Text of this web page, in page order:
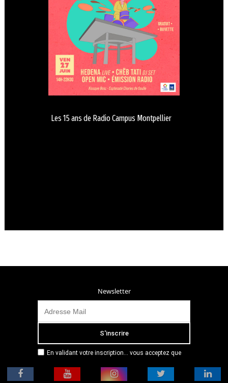
Les 15 ans de Radio Campus Montpellier
Newsletter
En validant votre inscription... vous acceptez que
adresse email dans le but de vous envoyer
mensuellement sa lettre d’informations. Pour plus